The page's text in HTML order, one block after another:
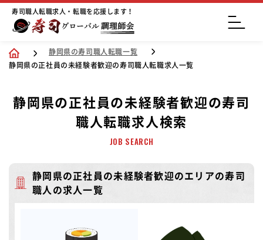
寿司職人転職求人・転職を応援します！
静岡県の寿司職人転職一覧
静岡県の正社員の未経験者歓迎の寿司職人転職求人一覧
静岡県の正社員の未経験者歓迎の寿司
職人転職求人検索
JOB SEARCH
静岡県の正社員の未経験者歓迎のエリアの寿司
職人の求人一覧